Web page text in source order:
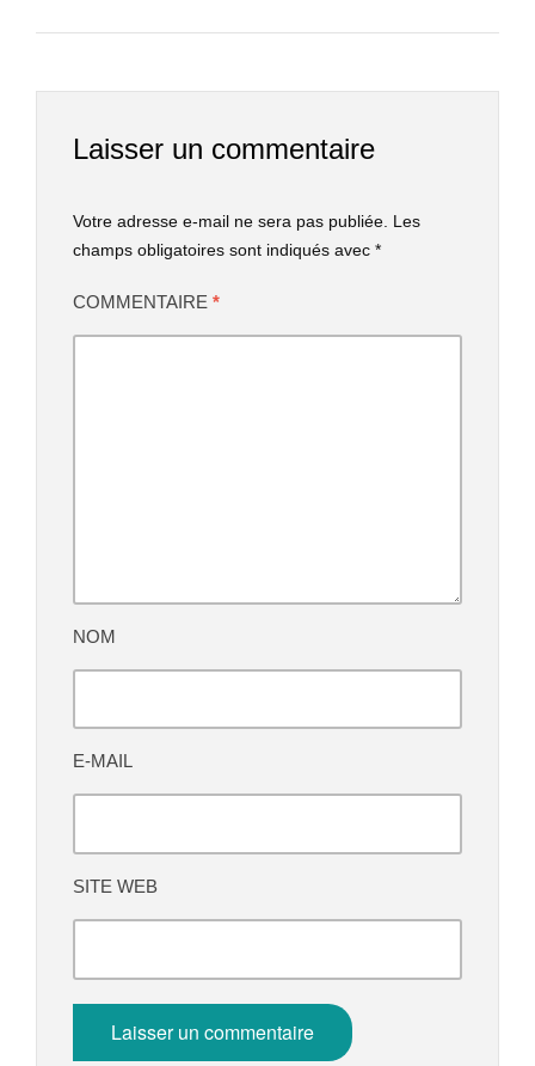
Laisser un commentaire
Votre adresse e-mail ne sera pas publiée. Les
champs obligatoires sont indiqués avec *
COMMENTAIRE *
NOM
E-MAIL
SITE WEB